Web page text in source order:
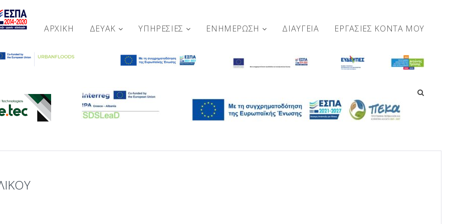
ΑΡΧΙΚΉ ΔΕΥΑΚ ΥΠΗΡΕΣΙΕΣ ΕΝΗΜΕΡΩΣΗ ΔΙΑΥΓΕΙΑ ΕΡΓΑΣΊΕΣ ΚΟΝΤΆ ΜΟΥ